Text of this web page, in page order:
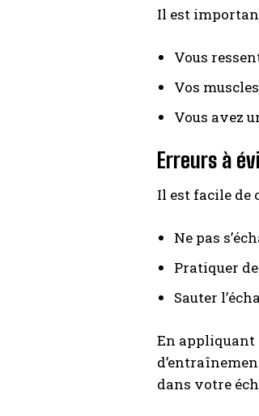
Il est
Vous
Vos
Vous avez
Erreurs à
Il est facile de
Ne pas
Pratiquer
Sauter
En appliquant
dans votre